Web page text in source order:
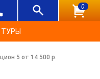
0
5 от 14 500 р.